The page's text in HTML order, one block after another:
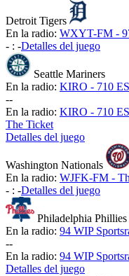
Detroit Tigers
En la radio: WXYT-FM -
- : -Detalles del juego
Seattle Mariners
En la radio: KIRO - 710
--
En la radio: KIRO - 710
The Ticket
Detalles del juego
Washington Nationals
En la radio: WJFK-FM -
- : -Detalles del juego
Philadelphia Phillies
En la radio: 94 WIP
--
En la radio: 94 WIP
Detalles del juego